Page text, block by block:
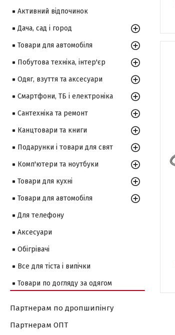
Активний відпочинок
Дача, сад і город
Товари для автомобіля
Побутова техніка, інтер'єр
Одяг, взуття та аксесуари
Смартфони, ТБ і електроніка
Сантехніка та ремонт
Канцтовари та книги
Подарунки і товари для свят
Комп'ютери та ноутбуки
Товари для кухні
Товари для автомобіля
Для телефону
Аксесуари
Обігрівачі
Все для тіста і випічки
Товари по догляду за одягом
Партнерам по дропшипінгу
Партнерам ОПТ